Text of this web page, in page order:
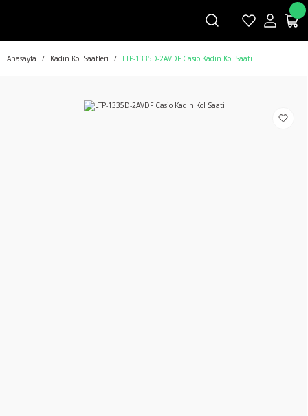
Anasayfa Kadın Kol Saatleri LTP-1335D-2AVDF Casio Kadın Kol Saati